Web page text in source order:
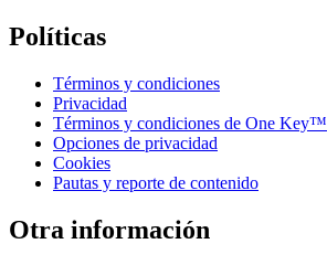
Políticas
Términos y condiciones
Privacidad
Términos y condiciones de One Key™
Opciones de privacidad
Cookies
Pautas y reporte de contenido
Otra información